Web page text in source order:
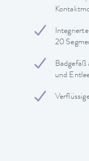
20
Badgefäß
und